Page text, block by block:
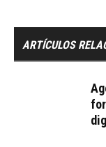
ARTÍCULOS